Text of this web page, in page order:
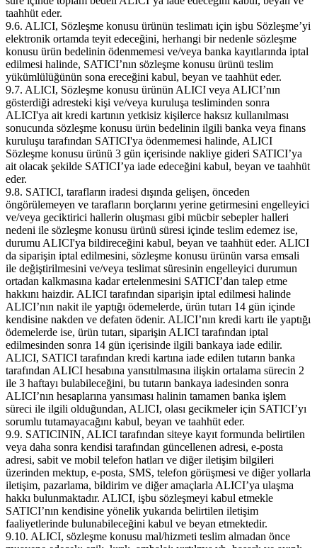
taahhüt eder.
9.6. ALICI, Sözleşme konusu ürünün teslimatı için işbu Sözleşme’yi
elektronik ortamda teyit edeceğini, herhangi bir nedenle sözleşme
konusu ürün bedelinin ödenmemesi ve/veya banka kayıtlarında iptal
edilmesi halinde, SATICI’nın sözleşme konusu ürünü teslim
yükümlülüğünün sona ereceğini kabul, beyan ve taahhüt eder.
9.7. ALICI, Sözleşme konusu ürünün ALICI veya ALICI’nın
gösterdiği adresteki kişi ve/veya kuruluşa tesliminden sonra
ALICI'ya ait kredi kartının yetkisiz kişilerce haksız kullanılması
sonucunda sözleşme konusu ürün bedelinin ilgili banka veya finans
kuruluşu tarafından SATICI'ya ödenmemesi halinde, ALICI
Sözleşme konusu ürünü 3 gün içerisinde nakliye gideri SATICI’ya
ait olacak şekilde SATICI’ya iade edeceğini kabul, beyan ve taahhüt
eder.
9.8. SATICI, tarafların iradesi dışında gelişen, önceden
öngörülemeyen ve tarafların borçlarını yerine getirmesini engelleyici
ve/veya geciktirici hallerin oluşması gibi mücbir sebepler halleri
nedeni ile sözleşme konusu ürünü süresi içinde teslim edemez ise,
durumu ALICI'ya bildireceğini kabul, beyan ve taahhüt eder. ALICI
da siparişin iptal edilmesini, sözleşme konusu ürünün varsa emsali
ile değiştirilmesini ve/veya teslimat süresinin engelleyici durumun
ortadan kalkmasına kadar ertelenmesini SATICI’dan talep etme
hakkını haizdir. ALICI tarafından siparişin iptal edilmesi halinde
ALICI’nın nakit ile yaptığı ödemelerde, ürün tutarı 14 gün içinde
kendisine nakden ve defaten ödenir. ALICI’nın kredi kartı ile yaptığı
ödemelerde ise, ürün tutarı, siparişin ALICI tarafından iptal
edilmesinden sonra 14 gün içerisinde ilgili bankaya iade edilir.
ALICI, SATICI tarafından kredi kartına iade edilen tutarın banka
tarafından ALICI hesabına yansıtılmasına ilişkin ortalama sürecin 2
ile 3 haftayı bulabileceğini, bu tutarın bankaya iadesinden sonra
ALICI’nın hesaplarına yansıması halinin tamamen banka işlem
süreci ile ilgili olduğundan, ALICI, olası gecikmeler için SATICI’yı
sorumlu tutamayacağını kabul, beyan ve taahhüt eder.
9.9. SATICININ, ALICI tarafından siteye kayıt formunda belirtilen
veya daha sonra kendisi tarafından güncellenen adresi, e-posta
adresi, sabit ve mobil telefon hatları ve diğer iletişim bilgileri
üzerinden mektup, e-posta, SMS, telefon görüşmesi ve diğer yollarla
iletişim, pazarlama, bildirim ve diğer amaçlarla ALICI’ya ulaşma
hakkı bulunmaktadır. ALICI, işbu sözleşmeyi kabul etmekle
SATICI’nın kendisine yönelik yukarıda belirtilen iletişim
faaliyetlerinde bulunabileceğini kabul ve beyan etmektedir.
9.10. ALICI, sözleşme konusu mal/hizmeti teslim almadan önce